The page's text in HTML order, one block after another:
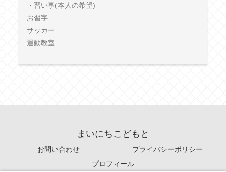
・習い事(本人の希望)
お習字
サッカー
運動教室
まいにちこどもと
お問い合わせ
プライバシーポリシー
プロフィール